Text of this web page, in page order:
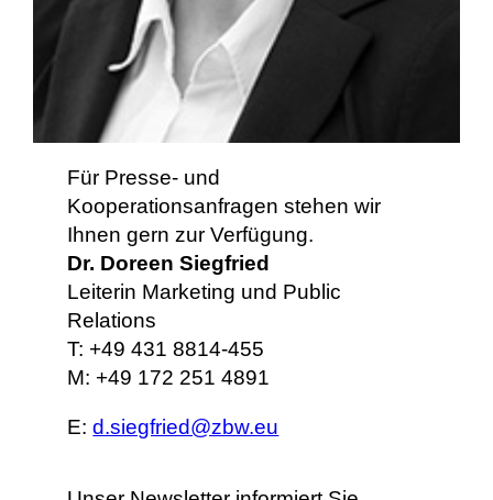
Für Presse- und
Kooperationsanfragen stehen wir
Ihnen gern zur Verfügung.
Dr. Doreen Siegfried
Leiterin Marketing und Public
Relations
T: +49 431 8814-455
M: +49 172 251 4891
E:d.siegfried@zbw.eu